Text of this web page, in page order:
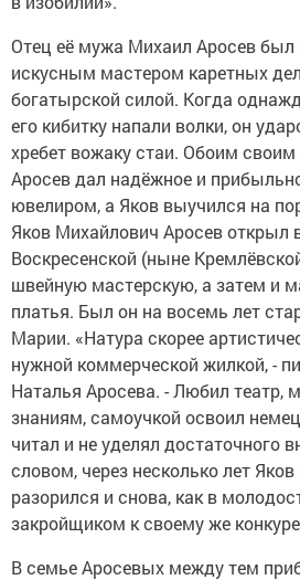
Отец её мужа Михаил Аросев
искусным мастером каретных
богатырской силой. Когда
его кибитку напали волки, он
хребет вожаку стаи. Обоим
Аросев дал надёжное и
ювелиром, а Яков выучился на
Яков Михайлович Аросев открыл
Воскресенской (ныне
швейную мастерскую, а затем и
платья. Был он на восемь лет
Марии. «Натура скорее
нужной коммерческой жилкой, -
Наталья Аросева. - Любил театр,
знаниям, самоучкой освоил
читал и не уделял достаточного
словом, через несколько лет
разорился и снова, как в
закройщиком к своему же
В семье Аросевых между тем